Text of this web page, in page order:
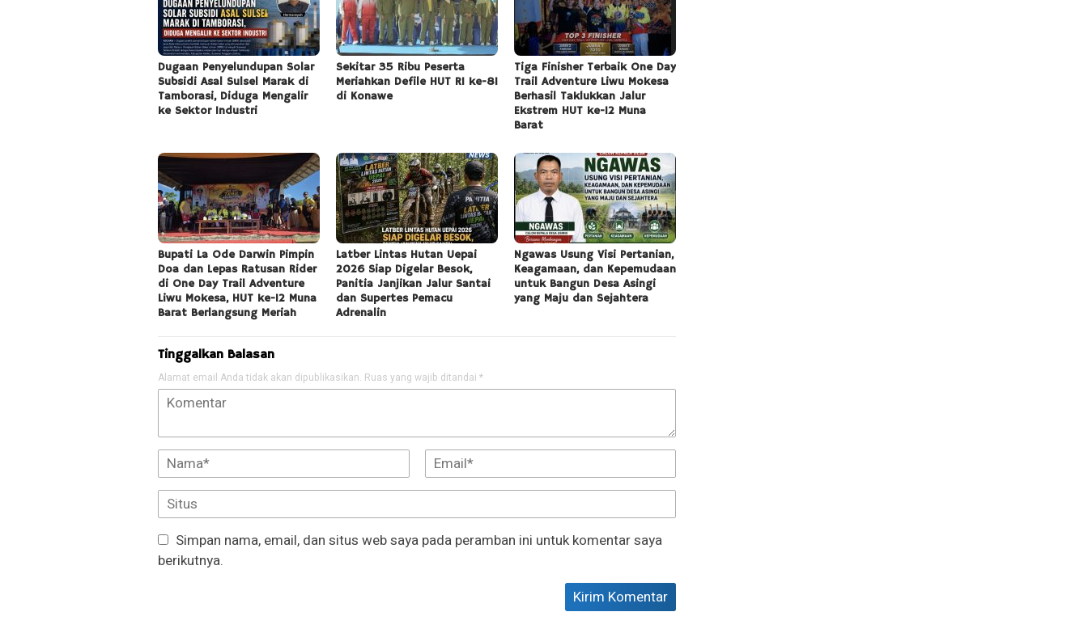
Dugaan Penyelundupan Solar
Subsidi Asal Sulsel Marak di
Tamborasi, Diduga Mengalir
ke Sektor Industri
Sekitar 35 Ribu Peserta
Meriahkan Defile HUT RI ke-81
di Konawe
Tiga Finisher Terbaik One Day
Trail Adventure Liwu Mokesa
Berhasil Taklukkan Jalur
Ekstrem HUT ke-12 Muna
Barat
Bupati La Ode Darwin Pimpin
Doa dan Lepas Ratusan Rider
di One Day Trail Adventure
Liwu Mokesa, HUT ke-12 Muna
Barat Berlangsung Meriah
Latber Lintas Hutan Uepai
2026 Siap Digelar Besok,
Panitia Janjikan Jalur Santai
dan Supertes Pemacu
Adrenalin
Ngawas Usung Visi Pertanian,
Keagamaan, dan Kepemudaan
untuk Bangun Desa Asingi
yang Maju dan Sejahtera
Tinggalkan Balasan
Alamat email Anda tidak akan dipublikasikan. Ruas yang wajib ditandai *
Simpan nama, email, dan situs web saya pada peramban ini untuk komentar saya
berikutnya.